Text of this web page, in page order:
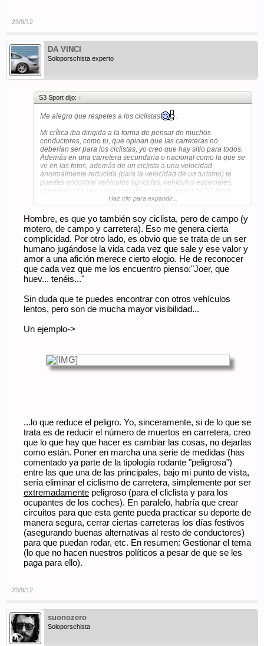
23/9/12
DA VINCI
Soloporschista experto
S3 Sport dijo: ↑
Me alegro que respetes a los ciclistas
.
Mi crítica iba dirigida a la forma de pensar de muchos
conductores, como tu, que opinan que las carreteras no
deberían ser para los ciclistas, yo creo que hay sitio para todos.
Además en una carretera secundaria o nacional como la que se
ve en las fotos, además de un ciclista a una velocidad
anormalmente reducida (para la velocidad de un turismo) te
puedes encontrar vehículos agrícolas, vehículos especiales,
camiones con unos cuantos años que no pasan de 50 Km/h
cuando la carretera tiende a subir, gente mayor con las
facultades justas para conducir, conductores de fin de semana o
esos "fabulosos" microcoches para los que no necesitas carnet
entre otros "estorbos".
Yo opino que si quieres circular a una velocidad constante, para
eso estan las autopistas o la mayoría de vias rápidas, por
donde no pueden circular los ciclistas y demás vehículos que
no llegan a una velocidad mínima. El resto de vias, por
supuesto, para todos.
Haz clic para expandir...
Hombre, es que yo también soy ciclista, pero de campo (y
motero, de campo y carretera). Eso me genera cierta
complicidad. Por otro lado, es obvio que se trata de un ser
humano jugándose la vida cada vez que sale y ese valor y
amor a una afición merece cierto elogio. He de reconocer
que cada vez que me los encuentro pienso:"Joer, que
huev... tenéis..."
Sin duda que te puedes encontrar con otros vehículos
lentos, pero son de mucha mayor visibilidad...
Un ejemplo->
...lo que reduce el peligro. Yo, sinceramente, si de lo que se
trata es de reducir el número de muertos en carretera, creo
que lo que hay que hacer es cambiar las cosas, no dejarlas
como están. Poner en marcha una serie de medidas (has
comentado ya parte de la tipología rodante "peligrosa")
entre las que una de las principales, bajo mi punto de vista,
sería eliminar el ciclismo de carretera, simplemente por ser
extremadamente peligroso (para el cliclista y para los
ocupantes de los coches). En paralelo, habría que crear
circuitos para que esta gente pueda practicar su deporte de
manera segura, cerrar ciertas carreteras los días festivos
(asegurando buenas alternativas al resto de conductores)
para que puedan rodar, etc. En resumen: Gestionar el tema
(lo que no hacen nuestros políticos a pesar de que se les
paga para ello).
23/9/12
suonozero
Soloporschista